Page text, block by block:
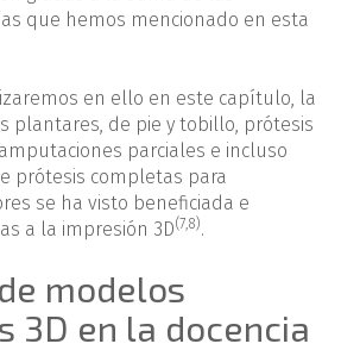
que hemos mencionado en esta
en ello en este capítulo, la
plantares, de pie y tobillo, prótesis
parciales e incluso
prótesis completas para
se ha visto beneficiada e
a la impresión 3D(7,8).
modelos
3D en la docencia